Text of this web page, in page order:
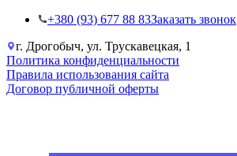
+38‎0 (93) 677 88 83Заказать звонок
г. Дрогобыч, ул. Трускавецкая, 1
Политика конфиденциальности
Правила использования сайта
Договор публичной оферты